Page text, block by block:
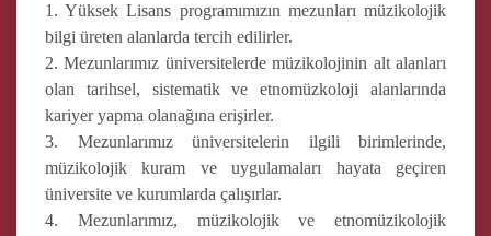
1. Yüksek Lisans programımızın mezunları müzikolojik
bilgi üreten alanlarda tercih edilirler.
2. Mezunlarımız üniversitelerde müzikolojinin alt alanları
olan tarihsel, sistematik ve etnomüzkoloji alanlarında
kariyer yapma olanağına erişirler.
3. Mezunlarımız üniversitelerin ilgili birimlerinde,
müzikolojik kuram ve uygulamaları hayata geçiren
üniversite ve kurumlarda çalışırlar.
4. Mezunlarımız, müzikolojik ve etnomüzikolojik